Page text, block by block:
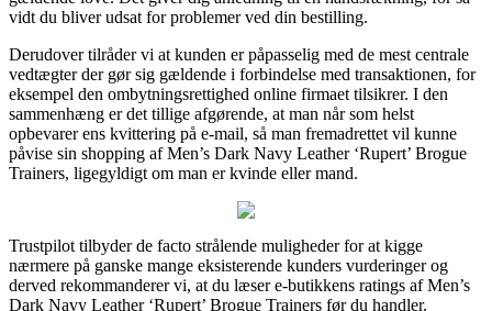
vidt du bliver udsat for problemer ved din bestilling.
Derudover tilråder vi at kunden er påpasselig med de mest centrale
vedtægter der gør sig gældende i forbindelse med transaktionen, for
eksempel den ombytningsrettighed online firmaet tilsikrer. I den
sammenhæng er det tillige afgørende, at man når som helst
opbevarer ens kvittering på e-mail, så man fremadrettet vil kunne
påvise sin shopping af Men’s Dark Navy Leather ‘Rupert’ Brogue
Trainers, ligegyldigt om man er kvinde eller mand.
Trustpilot tilbyder de facto strålende muligheder for at kigge
nærmere på ganske mange eksisterende kunders vurderinger og
derved rekommanderer vi, at du læser e-butikkens ratings af Men’s
Dark Navy Leather ‘Rupert’ Brogue Trainers før du handler.